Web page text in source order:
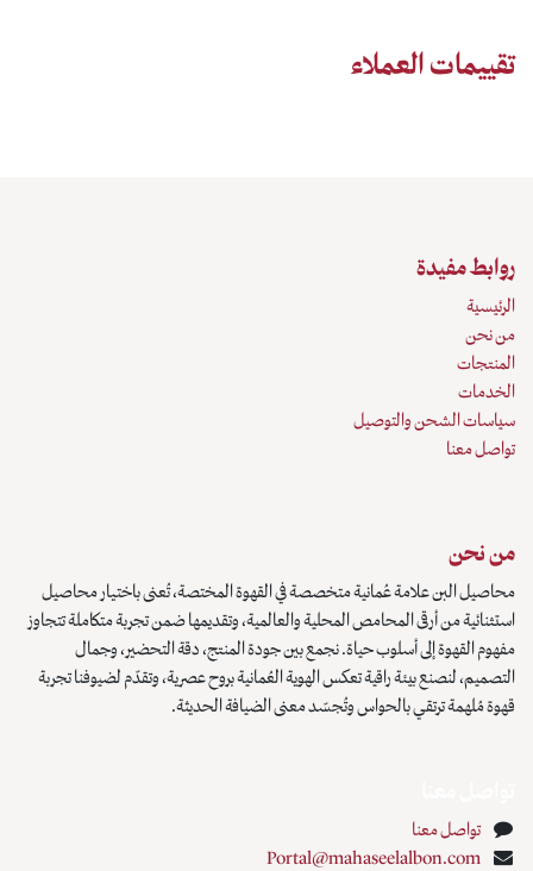
تقييمات العملاء
روابط مفيدة
الرئيسية
من نحن
المنتجات
الخدمات
سياسات الشحن والتوصيل
تواصل معنا
من نحن
محاصيل البن علامة عُمانية متخصصة في القهوة المختصة، تُعنى باختيار محاصيل
استثنائية من أرقى المحامص المحلية والعالمية، وتقديمها ضمن تجربة متكاملة تتجاوز
مفهوم القهوة إلى أسلوب حياة. نجمع بين جودة المنتج، دقة التحضير، وجمال
التصميم، لنصنع بيئة راقية تعكس الهوية العُمانية بروح عصرية، وتقدّم لضيوفنا تجربة
قهوة مُلهمة ترتقي بالحواس وتُجسّد معنى الضيافة الحديثة.
تواصل معنا
Portal@mahaseelalbon.com